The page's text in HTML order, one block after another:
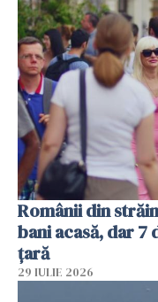
Românii din
bani acasă, dar 7
țară
29 IULIE 2026